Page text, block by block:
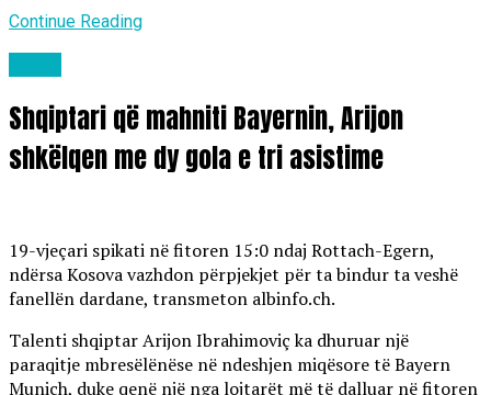
Continue Reading
Shqiptari që mahniti Bayernin, Arijon
shkëlqen me dy gola e tri asistime
19-vjeçari spikati në fitoren 15:0 ndaj Rottach-Egern,
ndërsa Kosova vazhdon përpjekjet për ta bindur ta veshë
fanellën dardane, transmeton albinfo.ch.
Talenti shqiptar Arijon Ibrahimoviç ka dhuruar një
paraqitje mbresëlënëse në ndeshjen miqësore të Bayern
Munich, duke qenë një nga lojtarët më të dalluar në fitoren